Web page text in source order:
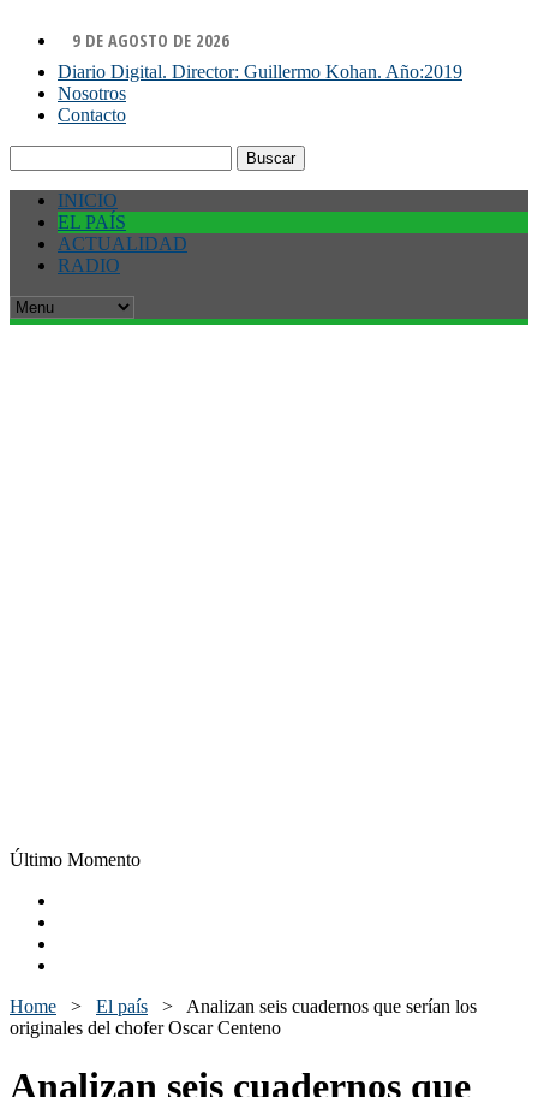
9 DE AGOSTO DE 2026
Diario Digital. Director: Guillermo Kohan. Año:2019
Nosotros
Contacto
INICIO
EL PAÍS
ACTUALIDAD
RADIO
Último Momento
Home > El país > Analizan seis cuadernos que serían los
originales del chofer Oscar Centeno
Analizan seis cuadernos que